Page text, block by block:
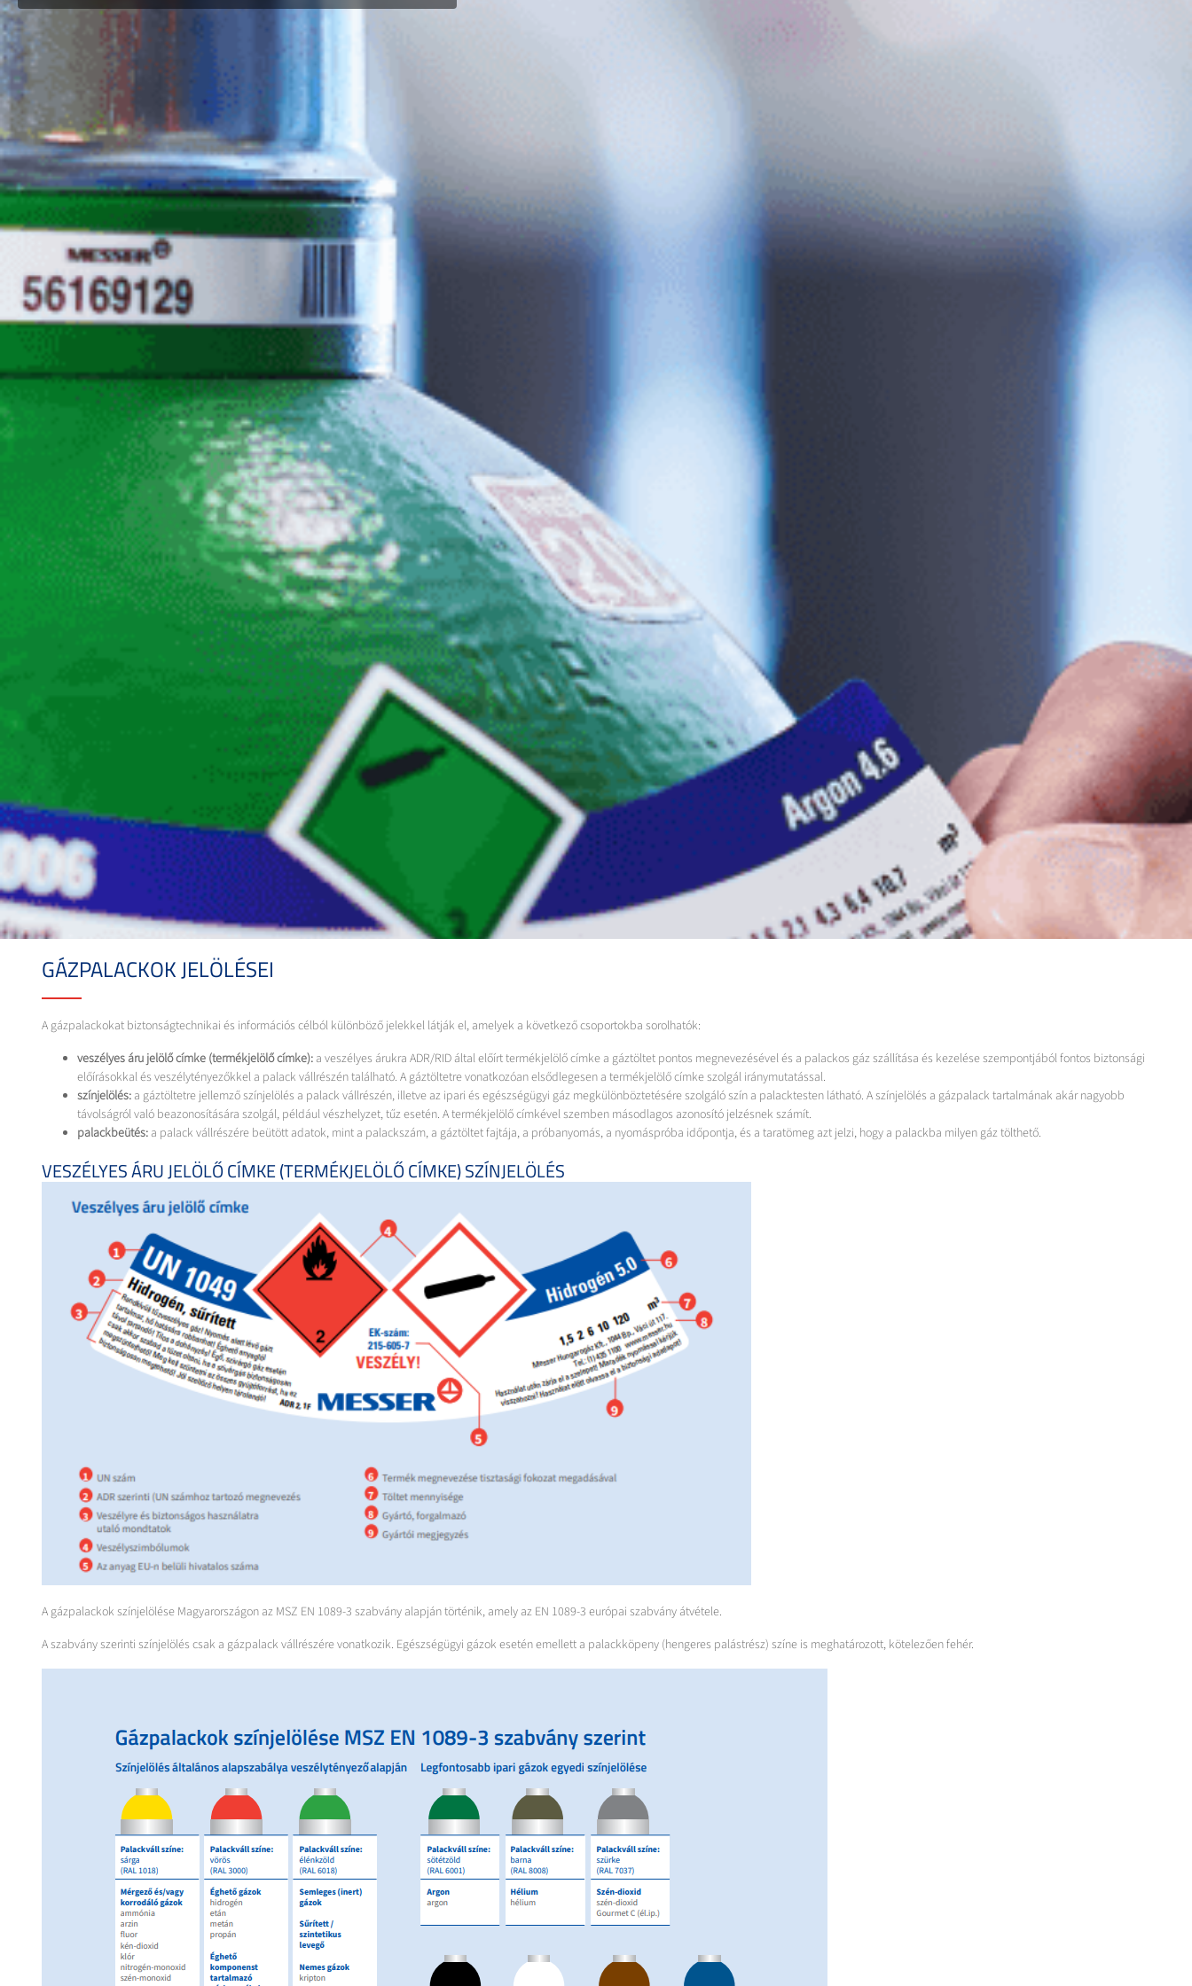
GÁZPALACKOK JELÖLÉSEI
A gázpalackokat biztonságtechnikai és információs célból különböző jelekkel látják el, amelyek a következő csoportokba sorolhatók:
veszélyes áru jelölő címke (termékjelölő címke):a veszélyes árukra ADR/RID által előírt termékjelölő címke a gáztöltet pontos megnevezésével és a palackos gáz szállítása és kezelése szempontjából fontos biztonsági
előírásokkal és veszélytényezőkkel a palack vállrészén található. A gáztöltetre vonatkozóan elsődlegesen a termékjelölő címke szolgál iránymutatással.
színjelölés:a gáztöltetre jellemző színjelölés a palack vállrészén, illetve az ipari és egészségügyi gáz megkülönböztetésére szolgáló szín a palacktesten látható. A színjelölés a gázpalack tartalmának akár nagyobb
távolságról való beazonosítására szolgál, például vészhelyzet, tűz esetén. A termékjelölő címkével szemben másodlagos azonosító jelzésnek számít.
palackbeütés:a palack vállrészére beütött adatok, mint a palackszám, a gáztöltet fajtája, a próbanyomás, a nyomáspróba időpontja, és a taratömeg azt jelzi, hogy a palackba milyen gáz tölthető.
VESZÉLYES ÁRU JELÖLŐ CÍMKE (TERMÉKJELÖLŐ CÍMKE) SZÍNJELÖLÉS
A gázpalackok színjelölése Magyarországon az MSZ EN 1089-3 szabvány alapján történik, amely az EN 1089-3 európai szabvány átvétele.
A szabvány szerinti színjelölés csak a gázpalack vállrészére vonatkozik. Egészségügyi gázok esetén emellett a palackköpeny (hengeres palástrész) színe is meghatározott, kötelezően fehér.